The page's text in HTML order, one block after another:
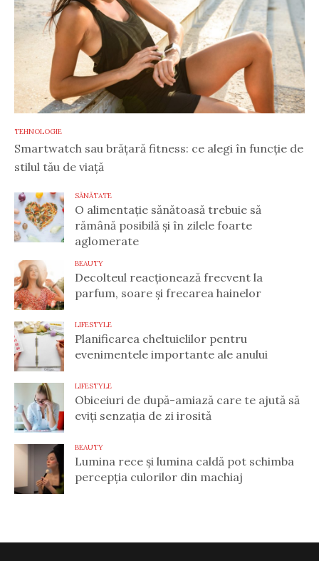
TEHNOLOGIE
Smartwatch sau brățară fitness: ce alegi în funcție de
stilul tău de viață
SĂNĂTATE
O alimentație sănătoasă trebuie să
rămână posibilă și în zilele foarte
aglomerate
BEAUTY
Decolteul reacționează frecvent la
parfum, soare și frecarea hainelor
LIFESTYLE
Planificarea cheltuielilor pentru
evenimentele importante ale anului
LIFESTYLE
Obiceiuri de după-amiază care te ajută să
eviți senzația de zi irosită
BEAUTY
Lumina rece și lumina caldă pot schimba
percepția culorilor din machiaj